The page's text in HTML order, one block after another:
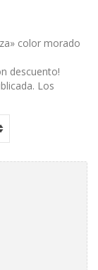
color morado
descuento!
Los